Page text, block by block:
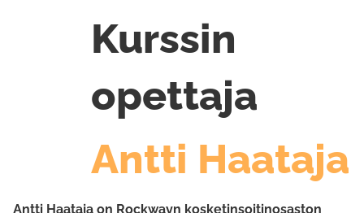
Kurssin
opettaja
Antti Haataja
Antti Haataja on Rockwayn kosketinsoitinosaston